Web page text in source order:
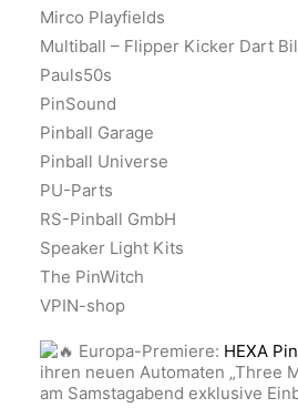
Mirco Playfields
Multiball – Flipper Kicker Dart
Pauls50s
PinSound
Pinball Garage
Pinball Universe
PU-Parts
RS-Pinball GmbH
Speaker Light Kits
The PinWitch
VPIN-shop
Europa-Premiere: HEXA
ihren neuen Automaten „Three
am Samstagabend exklusive